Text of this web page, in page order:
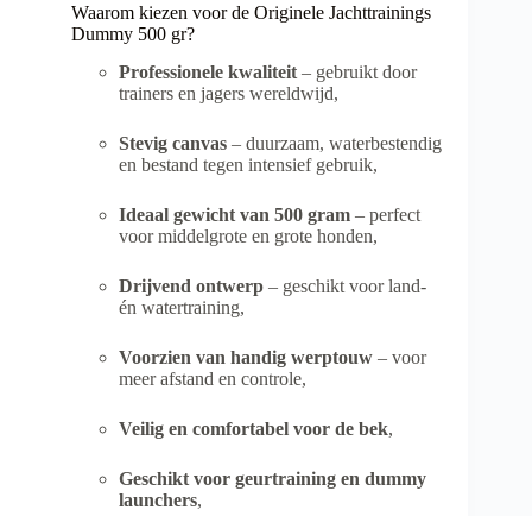
Waarom kiezen voor de Originele Jachttrainings
Dummy 500 gr?
Professionele kwaliteit– gebruikt door
trainers en jagers wereldwijd,
Stevig canvas – duurzaam, waterbestendig
en bestand tegen intensief gebruik,
Ideaal gewicht van 500 gram – perfect
voor middelgrote en grote honden,
Drijvend ontwerp – geschikt voor land-
én watertraining,
Voorzien van handig werptouw – voor
meer afstand en controle,
Veilig en comfortabel voor de bek,
Geschikt voor geurtraining en dummy
launchers,